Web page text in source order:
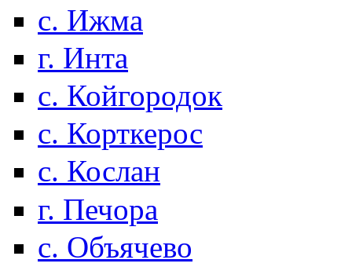
с. Ижма
г. Инта
с. Койгородок
с. Корткерос
с. Кослан
г. Печора
с. Объячево